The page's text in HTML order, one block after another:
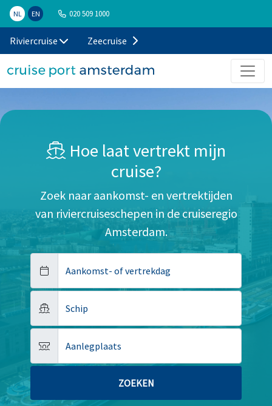
NL EN 020 509 1000
Riviercruise Zeecruise
Hoe laat vertrekt mijn
cruise?
Zoek naar aankomst- en vertrektijden
van riviercruiseschepen in de cruiseregio
Amsterdam.
Aankomst- of vertrekdag
Schip
Aanlegplaats